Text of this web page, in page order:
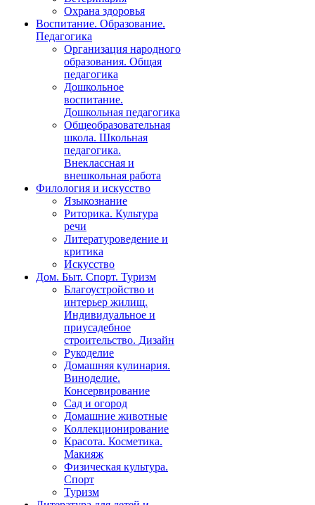
Охрана здоровья
Воспитание. Образование.
Педагогика
Организация народного
образования. Общая
педагогика
Дошкольное
воспитание.
Дошкольная педагогика
Общеобразовательная
школа. Школьная
педагогика.
Внеклассная и
внешкольная работа
Филология и искусство
Языкознание
Риторика. Культура
речи
Литературоведение и
критика
Искусство
Дом. Быт. Спорт. Туризм
Благоустройство и
интерьер жилищ.
Индивидуальное и
приусадебное
строительство. Дизайн
Рукоделие
Домашняя кулинария.
Виноделие.
Консервирование
Сад и огород
Домашние животные
Коллекционирование
Красота. Косметика.
Макияж
Физическая культура.
Спорт
Туризм